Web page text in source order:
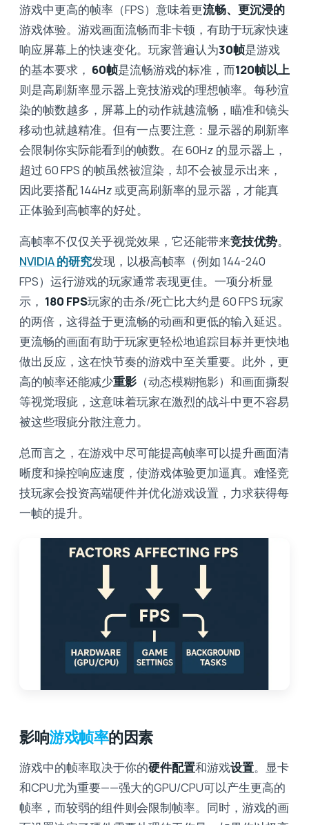
游戏中更高的帧率（FPS）意味着更流畅、更沉浸的
游戏体验。游戏画面流畅而非卡顿，有助于玩家快速
响应屏幕上的快速变化。玩家普遍认为30帧是游戏
的基本要求， 60帧是流畅游戏的标准，而120帧以上
则是高刷新率显示器上竞技游戏的理想帧率。每秒渲
染的帧数越多，屏幕上的动作就越流畅，瞄准和镜头
移动也就越精准。但有一点要注意：显示器的刷新率
会限制你实际能看到的帧数。在 60Hz 的显示器上，
超过 60 FPS 的帧虽然被渲染，却不会被显示出来，
因此要搭配 144Hz 或更高刷新率的显示器，才能真
正体验到高帧率的好处。
高帧率不仅仅关乎视觉效果，它还能带来竞技优势。
NVIDIA 的研究发现，以极高帧率（例如 144-240
FPS）运行游戏的玩家通常表现更佳。一项分析显
示， 180 FPS玩家的击杀/死亡比大约是 60 FPS 玩家
的两倍，这得益于更流畅的动画和更低的输入延迟。
更流畅的画面有助于玩家更轻松地追踪目标并更快地
做出反应，这在快节奏的游戏中至关重要。此外，更
高的帧率还能减少重影 （动态模糊拖影）和画面撕裂
等视觉瑕疵，这意味着玩家在激烈的战斗中更不容易
被这些瑕疵分散注意力。
总而言之，在游戏中尽可能提高帧率可以提升画面清
晰度和操控响应速度，使游戏体验更加逼真。难怪竞
技玩家会投资高端硬件并优化游戏设置，力求获得每
一帧的提升。
影响游戏帧率的因素
游戏中的帧率取决于你的硬件配置和游戏设置。显卡
和CPU尤为重要——强大的GPU/CPU可以产生更高的
帧率，而较弱的组件则会限制帧率。同时，游戏的画